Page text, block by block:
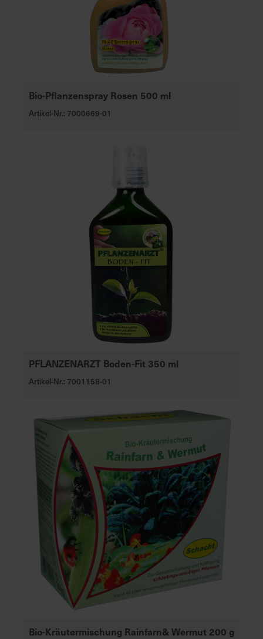
Bio-Pflanzenspray Rosen 500 ml
Artikel-Nr.: 7000669-01
PFLANZENARZT Boden-Fit 350 ml
Artikel-Nr.: 7001158-01
Bio-Kräutermischung Rainfarn& Wermut 200 g